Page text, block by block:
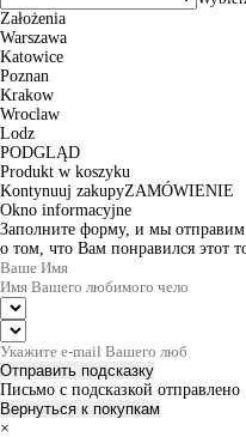
Założenia
Warszawa
Katowice
Poznan
Krakow
Wroclaw
Lodz
PODGLĄD
Produkt w koszyku
Kontynuuj zakupyZAMÓWIENIE
Okno informacyjne
Заполните форму, и мы
о том, что Вам понравился этот
Отправить подсказку
Письмо с подсказкой отправлено
Вернуться к покупкам
×